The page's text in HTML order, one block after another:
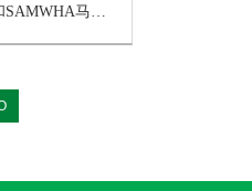
EOCR-FE420韩国三和SAMWHA马达保护器